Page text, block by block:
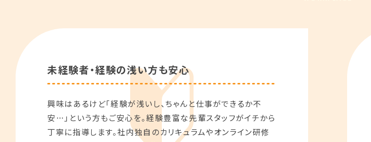
未経験者・経験の浅い方も安心
興味はあるけど「経験が浅いし、ちゃんと仕事ができるか不
安…」という方もご安心を。経験豊富な先輩スタッフがイチから
丁寧に指導します。社内独自のカリキュラムやオンライン研修